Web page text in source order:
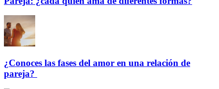
¿Conoces las fases del amor en una relación de
pareja?